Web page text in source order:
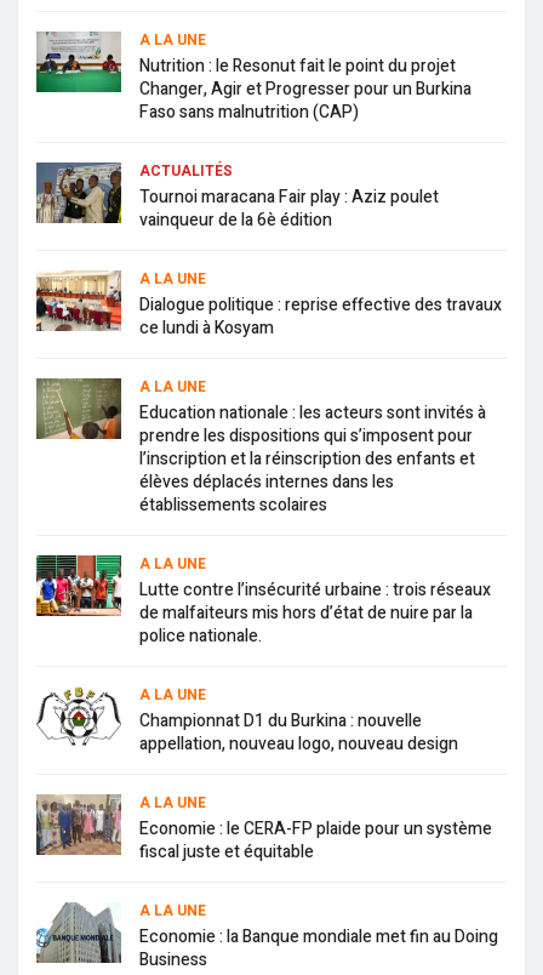
A LA UNE
Nutrition : le Resonut fait le point du projet
Changer, Agir et Progresser pour un Burkina
Faso sans malnutrition (CAP)
ACTUALITÉS
Tournoi maracana Fair play : Aziz poulet
vainqueur de la 6è édition
A LA UNE
Dialogue politique : reprise effective des travaux
ce lundi à Kosyam
A LA UNE
Education nationale : les acteurs sont invités à
prendre les dispositions qui s’imposent pour
l’inscription et la réinscription des enfants et
élèves déplacés internes dans les
établissements scolaires
A LA UNE
Lutte contre l’insécurité urbaine : trois réseaux
de malfaiteurs mis hors d’état de nuire par la
police nationale.
A LA UNE
Championnat D1 du Burkina : nouvelle
appellation, nouveau logo, nouveau design
A LA UNE
Economie : le CERA-FP plaide pour un système
fiscal juste et équitable
A LA UNE
Economie : la Banque mondiale met fin au Doing
Business